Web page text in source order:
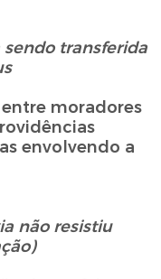
sendo transferida
moradores
envolvendo a
não resistiu